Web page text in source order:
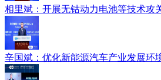
相里斌：开展无钴动力电池等技术攻
辛国斌：优化新能源汽车产业发展环